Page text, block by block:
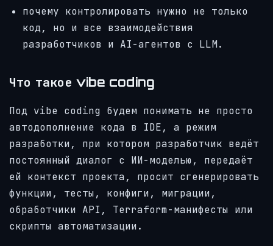
почему контролировать нужно не только
код, но и все взаимодействия
разработчиков и AI-агентов с LLM.
Что такое vibe coding
Под vibe coding будем понимать не просто
автодополнение кода в IDE, а режим
разработки, при котором разработчик ведёт
постоянный диалог с ИИ-моделью, передаёт
ей контекст проекта, просит сгенерировать
функции, тесты, конфиги, миграции,
обработчики API, Terraform-манифесты или
скрипты автоматизации.